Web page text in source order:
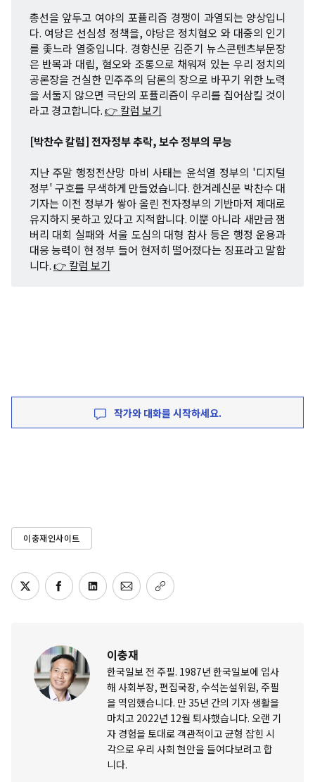
총선을 앞두고 여야의 포퓰리즘 경쟁이 과열되는 양상입니
다. 여당은 선심성 정책을, 야당은 정치혐오 와 대중의 인기
를 좇느라 열중입니다. 경향신문 김준기 뉴스콘텐츠부문장
은 반목과 대립, 혐오와 조롱으로 채워져 있는 우리 정치의
공론장을 건실한 민주주의 담론의 장으로 바꾸기 위한 노력
을 서둘지 않으면 극단의 포퓰리즘이 우리를 집어삼킬 것이
라고 경고합니다.👉 칼럼 보기
[박찬수 칼럼] 전자정부 추락, 보수 정부의 무능
지난 주말 행정전산망 마비 사태는 윤석열 정부의 '디지털
정부' 구호를 무색하게 만들었습니다. 한겨레신문 박찬수 대
기자는 이전 정부가 쌓아 올린 전자정부의 기반마저 제대로
유지하지 못하고 있다고 지적합니다. 이뿐 아니라 새만금 잼
버리 대회 실패와 서울 도심의 대형 참사 등은 행정 운용과
대응 능력이 현 정부 들어 현저히 떨어졌다는 징표라고 말합
니다.👉 칼럼 보기
작가와 대화를 시작하세요.
이충재인사이트
이충재
한국일보 전 주필. 1987년 한국일보에 입사
해 사회부장, 편집국장, 수석논설위원, 주필
을 역임했습니다. 만 35년 간의 기자 생활을
마치고 2022년 12월 퇴사했습니다. 오랜 기
자 경험을 토대로 객관적이고 균형 잡힌 시
각으로 우리 사회 현안을 들여다보려고 합
니다.